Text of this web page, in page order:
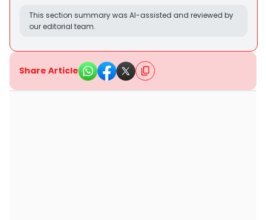
This section summary was AI-assisted and reviewed by
our editorial team.
Share Article